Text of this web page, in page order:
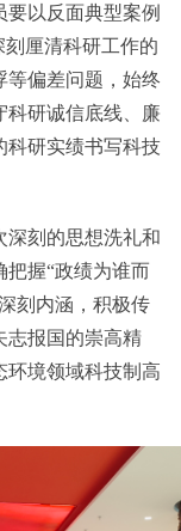
以反面典型案例
刻厘清科研工作的
等偏差问题，始终
科研诚信底线、廉
科研实绩书写科技
刻的思想洗礼和
把握“政绩为谁而
刻内涵，积极传
志报国的崇高精
环境领域科技制高